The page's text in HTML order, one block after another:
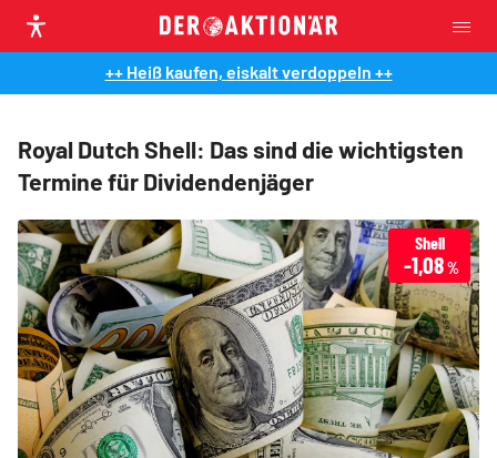
++ Heiß kaufen, eiskalt verdoppeln ++
Royal Dutch Shell: Das sind die wichtigsten
Termine für Dividendenjäger
Shell
-1,08%